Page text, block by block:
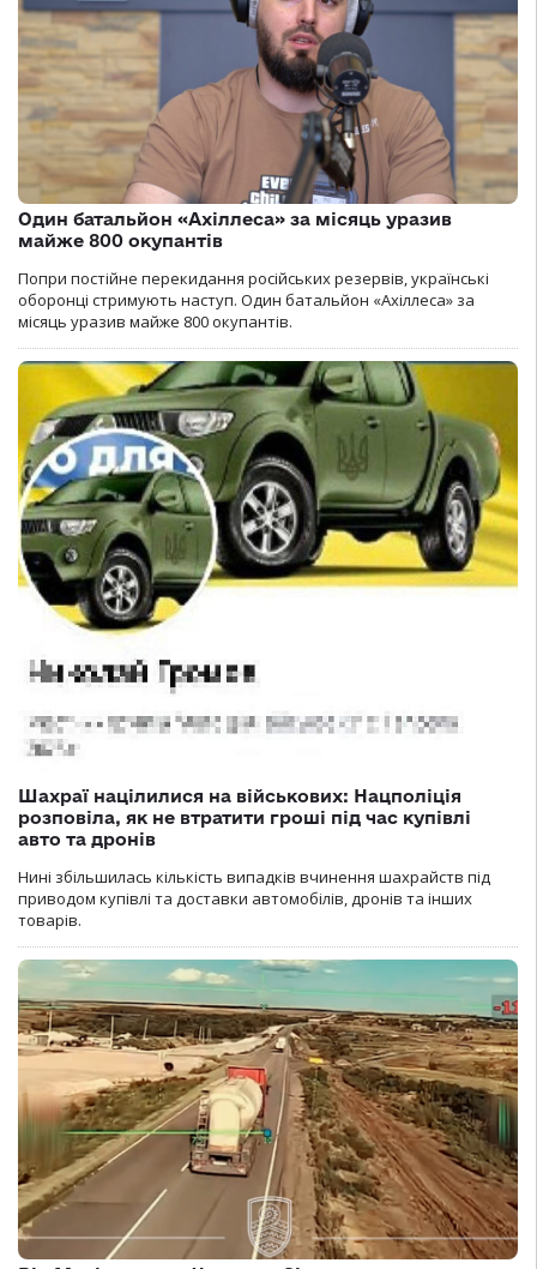
Один батальйон «Ахіллеса» за місяць уразив
майже 800 окупантів
Попри постійне перекидання російських резервів, українські
оборонці стримують наступ. Один батальйон «Ахіллеса» за
місяць уразив майже 800 окупантів.
Шахраї націлилися на військових: Нацполіція
розповіла, як не втратити гроші під час купівлі
авто та дронів
Нині збільшилась кількість випадків вчинення шахрайств під
приводом купівлі та доставки автомобілів, дронів та інших
товарів.